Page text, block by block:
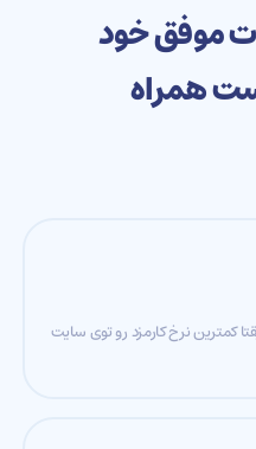
موفق خود
همراه
کمترین نرخ کارمزد رو توی سایت